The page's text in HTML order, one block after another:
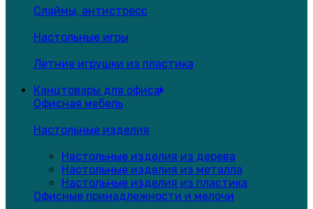
Слаймы, антистресс
Настольные игры
Летние игрушки из пластика
Канцтовары для офиса
Офисная мебель
Настольные изделия
Настольные изделия из дерева
Настольные изделия из металла
Настольные изделия из пластика
Офисные принадлежности и мелочи